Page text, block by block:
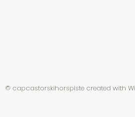
© capcastorskihorspiste created with